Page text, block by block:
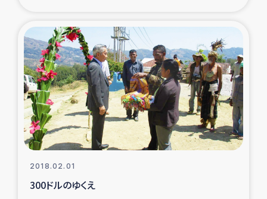
スリランカの南北女性をつなぐサリー・リサイクル・プロ
ジェクト
復興支援事業
民際教育事業
2018.02.01
300ドルのゆくえ